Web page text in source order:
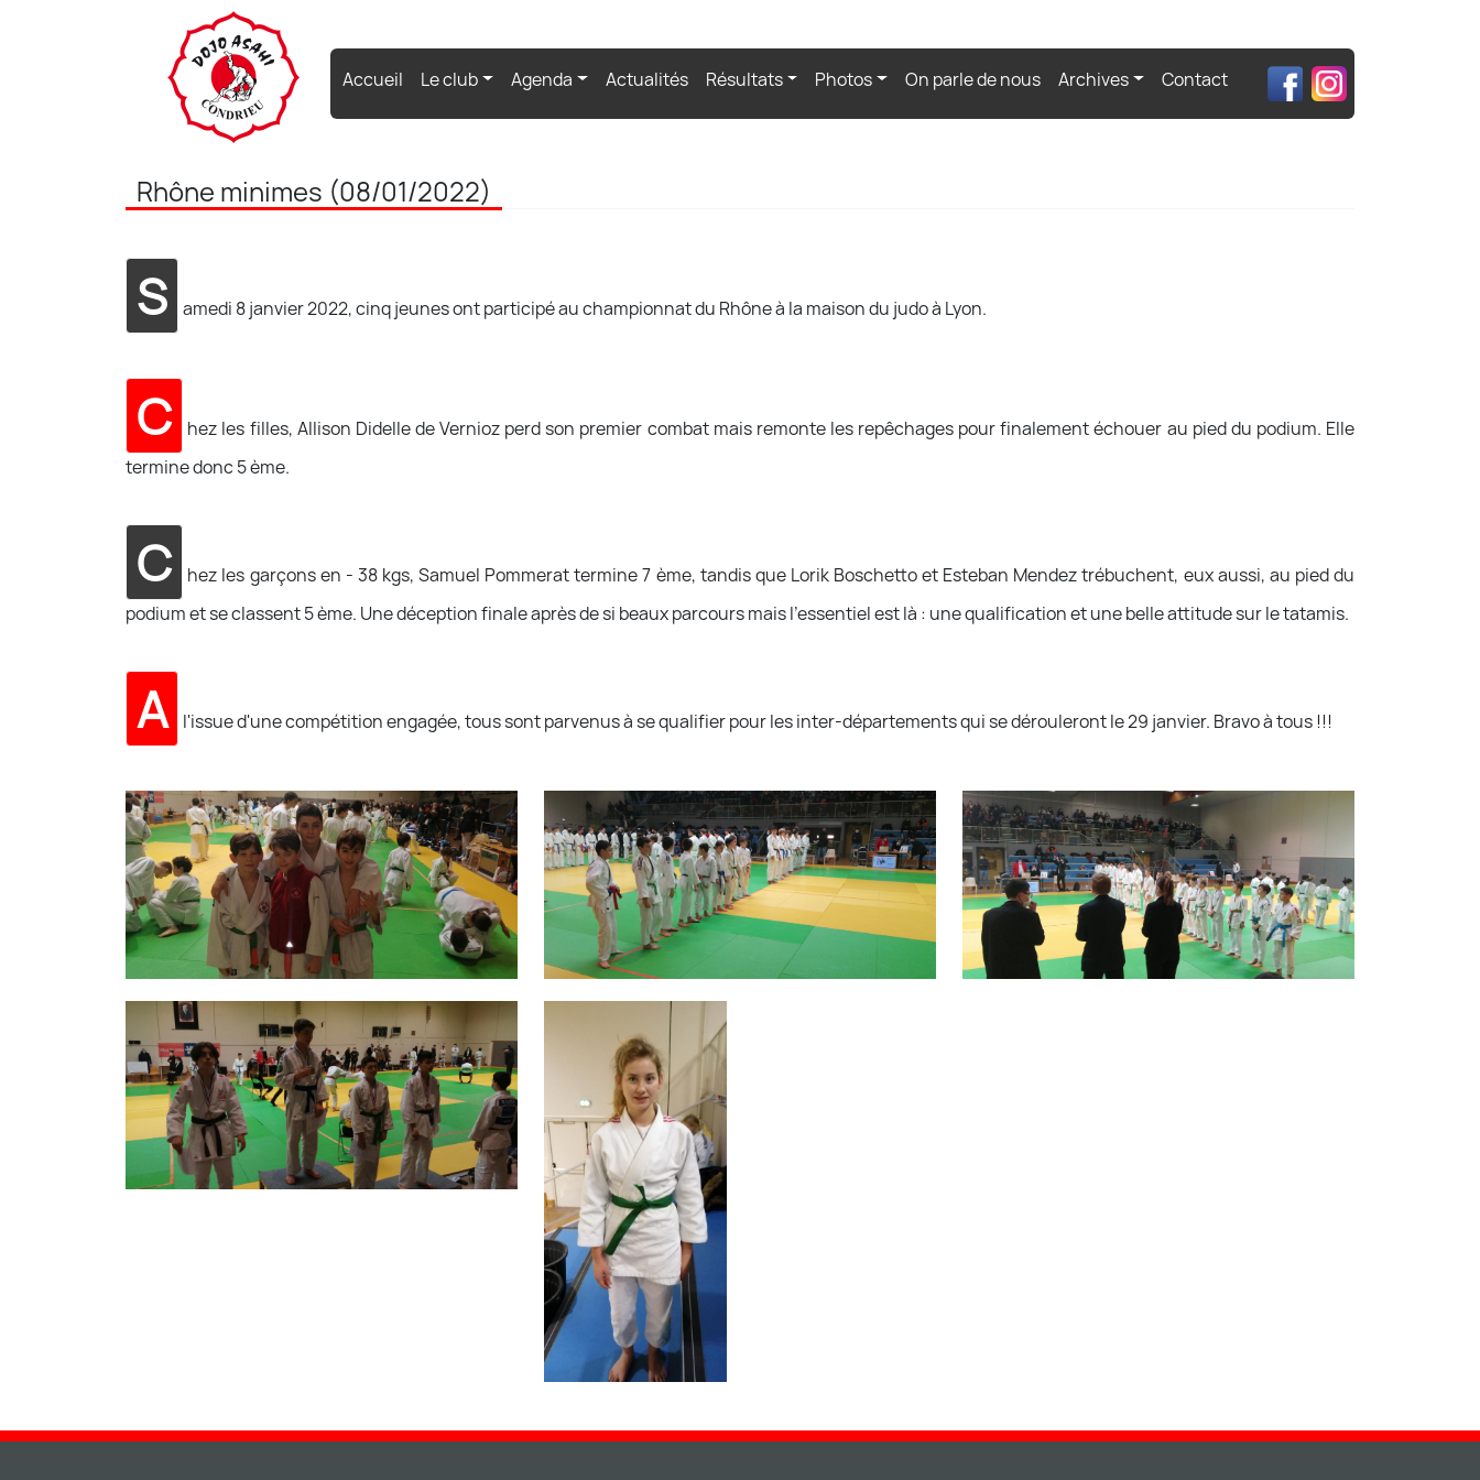
Accueil (current)
Le club Agenda Actualités Résultats Photos On parle de nous Archives Contact
Rhône minimes (08/01/2022)
S amedi 8 janvier 2022, cinq jeunes ont participé au championnat du Rhône à la maison du judo à Lyon.
C
hez les filles, Allison Didelle de Vernioz perd son premier combat mais remonte les repêchages pour finalement échouer au pied du podium. Elle
termine donc 5 ème.
C
hez les garçons en - 38 kgs, Samuel Pommerat termine 7 ème, tandis que Lorik Boschetto et Esteban Mendez trébuchent, eux aussi, au pied du
podium et se classent 5 ème. Une déception finale après de si beaux parcours mais l'essentiel est là : une qualification et une belle attitude sur le tatamis.
A l'issue d'une compétition engagée, tous sont parvenus à se qualifier pour les inter-départements qui se dérouleront le 29 janvier. Bravo à tous !!!